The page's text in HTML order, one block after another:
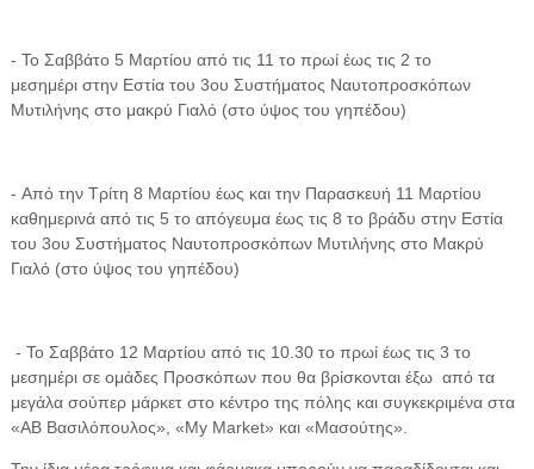
- Το Σαββάτο 5 Μαρτίου από τις 11 το πρωί έως τις 2 το
μεσημέρι στην Εστία του 3ου Συστήματος Ναυτοπροσκόπων
Μυτιλήνης στο μακρύ Γιαλό (στο ύψος του γηπέδου)
- Από την Τρίτη 8 Μαρτίου έως και την Παρασκευή 11 Μαρτίου
καθημερινά από τις 5 το απόγευμα έως τις 8 το βράδυ στην Εστία
του 3ου Συστήματος Ναυτοπροσκόπων Μυτιλήνης στο Μακρύ
Γιαλό (στο ύψος του γηπέδου)
- Το Σαββάτο 12 Μαρτίου από τις 10.30 το πρωί έως τις 3 το
μεσημέρι σε ομάδες Προσκόπων που θα βρίσκονται έξω από τα
μεγάλα σούπερ μάρκετ στο κέντρο της πόλης και συγκεκριμένα στα
«ΑΒ Βασιλόπουλος», «My Market» και «Μασούτης».